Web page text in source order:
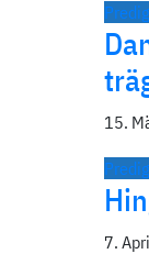
15.
7.